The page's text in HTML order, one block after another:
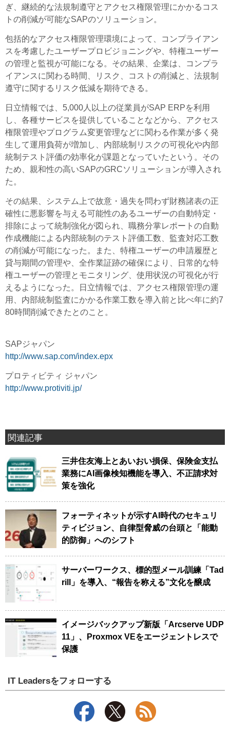
ぎ、継続的な法規制遵守とアクセス権限管理にかかるコス
トの削減が可能なSAPのソリューション。
包括的なアクセス権限管理環境によって、コンプライアン
スを考慮したユーザープロビジョニングや、特権ユーザー
の管理と監視が可能になる。その結果、企業は、コンプラ
イアンスに関わる時間、リスク、コストの削減と、法規制
遵守に関するリスク低減を期待できる。
日立情報では、5,000人以上の従業員がSAP ERPを利用
し、各種サービスを提供していることなどから、アクセス
権限管理やプログラム変更管理などに関わる作業が多く発
生して運用負荷が増加し、内部統制リスクの可視化や内部
統制テスト評価の効率化が課題となっていたという。その
ため、親和性の高いSAPのGRCソリューションが導入され
た。
その結果、システム上で故意・過失を問わず財務諸表の正
確性に悪影響を与える可能性のあるユーザーの自動特定・
排除によって統制強化が図られ、職務分掌レポートの自動
作成機能による内部統制のテスト評価工数、監査対応工数
の削減が可能になった。また、特権ユーザーの申請履歴と
貸与期間の管理や、全作業証跡の確保により、日常的な特
権ユーザーの管理とモニタリング、使用状況の可視化が行
えるようになった。日立情報では、アクセス権限管理の運
用、内部統制監査にかかる作業工数を導入前と比べ年に約7
80時間削減できたとのこと。
SAPジャパン
http://www.sap.com/index.epx
プロティビティ ジャパン
http://www.protiviti.jp/
関連記事
三井住友海上とあいおい損保、保険金支払
業務にAI画像検知機能を導入、不正請求対
策を強化
フォーティネットが示すAI時代のセキュリ
ティビジョン、自律型脅威の台頭と「能動
的防御」へのシフト
サーバーワークス、標的型メール訓練「Tad
rill」を導入、“報告を称える”文化を醸成
イメージバックアップ新版「Arcserve UDP
11」、Proxmox VEをエージェントレスで
保護
IT Leadersをフォローする